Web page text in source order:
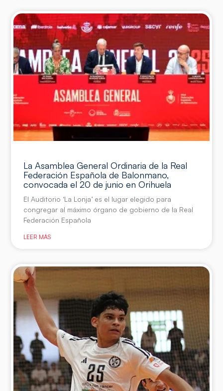
La Asamblea General Ordinaria de la Real
Federación Española de Balonmano,
convocada el 20 de junio en Orihuela
El Auditorio ‘La Lonja’ es el lugar elegido para
congregar al máximo órgano de gobierno de la Real
Federación Española
LEER MÁS